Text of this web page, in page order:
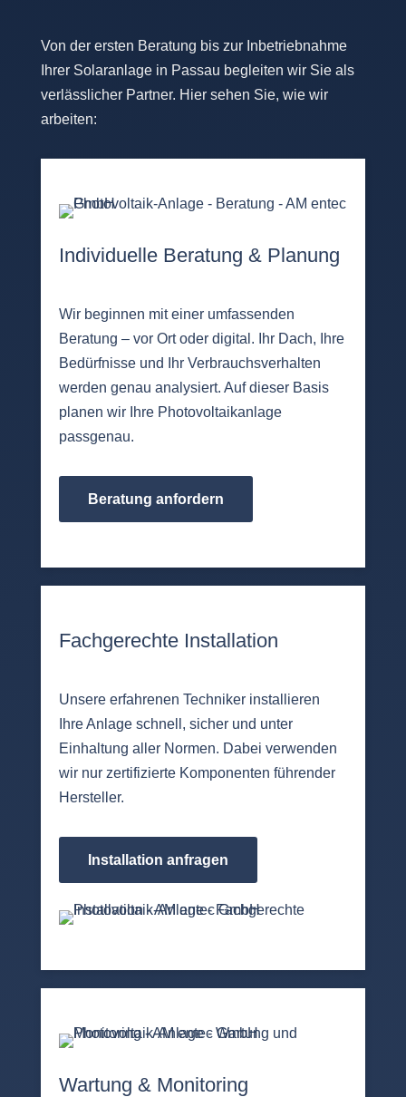
Von der ersten Beratung bis zur Inbetriebnahme
Ihrer Solaranlage in Passau begleiten wir Sie als
verlässlicher Partner. Hier sehen Sie, wie wir
arbeiten:
Individuelle Beratung & Planung
Wir beginnen mit einer umfassenden
Beratung – vor Ort oder digital. Ihr Dach, Ihre
Bedürfnisse und Ihr Verbrauchsverhalten
werden genau analysiert. Auf dieser Basis
planen wir Ihre Photovoltaikanlage
passgenau.
Beratung anfordern
Fachgerechte Installation
Unsere erfahrenen Techniker installieren
Ihre Anlage schnell, sicher und unter
Einhaltung aller Normen. Dabei verwenden
wir nur zertifizierte Komponenten führender
Hersteller.
Installation anfragen
Wartung & Monitoring